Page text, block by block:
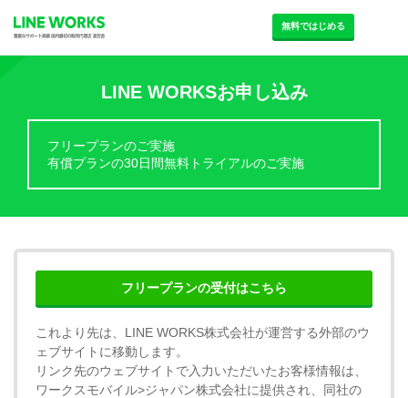
無料ではじめる
LINE WORKSお申し込み
フリープランのご実施
有償プランの30日間無料トライアルのご実施
フリープランの受付はこちら
これより先は、LINE WORKS株式会社が運営する外部のウ
ェブサイトに移動します。
リンク先のウェブサイトで入力いただいたお客様情報は、
ワークスモバイル>ジャパン株式会社に提供され、同社の